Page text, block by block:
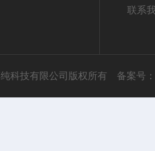
联系
科技有限公司版权所有 备案号